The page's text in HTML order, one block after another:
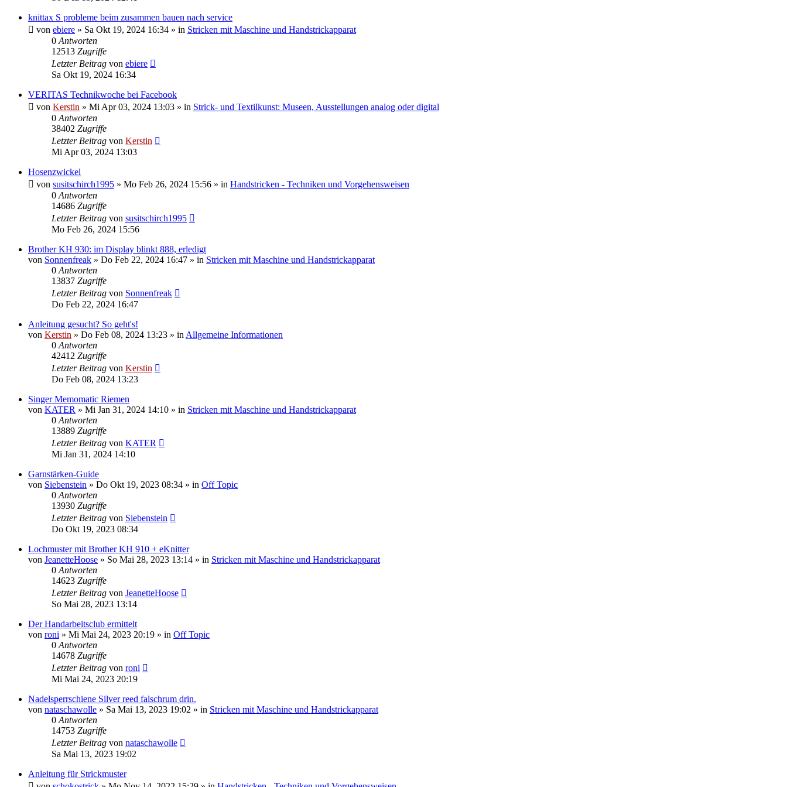
knittax S probleme beim zusammen bauen nach service
von ebiere » Sa Okt 19, 2024 16:34 » in Stricken mit Maschine und Handstrickapparat
0 Antworten
12513 Zugriffe
Letzter Beitrag von ebiere
Sa Okt 19, 2024 16:34
VERITAS Technikwoche bei Facebook
von Kerstin » Mi Apr 03, 2024 13:03 » in Strick- und Textilkunst: Museen, Ausstellungen analog oder digital
0 Antworten
38402 Zugriffe
Letzter Beitrag von Kerstin
Mi Apr 03, 2024 13:03
Hosenzwickel
von susitschirch1995 » Mo Feb 26, 2024 15:56 » in Handstricken - Techniken und Vorgehensweisen
0 Antworten
14686 Zugriffe
Letzter Beitrag von susitschirch1995
Mo Feb 26, 2024 15:56
Brother KH 930: im Display blinkt 888, erledigt
von Sonnenfreak » Do Feb 22, 2024 16:47 » in Stricken mit Maschine und Handstrickapparat
0 Antworten
13837 Zugriffe
Letzter Beitrag von Sonnenfreak
Do Feb 22, 2024 16:47
Anleitung gesucht? So geht's!
von Kerstin » Do Feb 08, 2024 13:23 » in Allgemeine Informationen
0 Antworten
42412 Zugriffe
Letzter Beitrag von Kerstin
Do Feb 08, 2024 13:23
Singer Memomatic Riemen
von KATER » Mi Jan 31, 2024 14:10 » in Stricken mit Maschine und Handstrickapparat
0 Antworten
13889 Zugriffe
Letzter Beitrag von KATER
Mi Jan 31, 2024 14:10
Garnstärken-Guide
von Siebenstein » Do Okt 19, 2023 08:34 » in Off Topic
0 Antworten
13930 Zugriffe
Letzter Beitrag von Siebenstein
Do Okt 19, 2023 08:34
Lochmuster mit Brother KH 910 + eKnitter
von JeanetteHoose » So Mai 28, 2023 13:14 » in Stricken mit Maschine und Handstrickapparat
0 Antworten
14623 Zugriffe
Letzter Beitrag von JeanetteHoose
So Mai 28, 2023 13:14
Der Handarbeitsclub ermittelt
von roni » Mi Mai 24, 2023 20:19 » in Off Topic
0 Antworten
14678 Zugriffe
Letzter Beitrag von roni
Mi Mai 24, 2023 20:19
Nadelsperrschiene Silver reed falschrum drin.
von nataschawolle » Sa Mai 13, 2023 19:02 » in Stricken mit Maschine und Handstrickapparat
0 Antworten
14753 Zugriffe
Letzter Beitrag von nataschawolle
Sa Mai 13, 2023 19:02
Anleitung für Strickmuster